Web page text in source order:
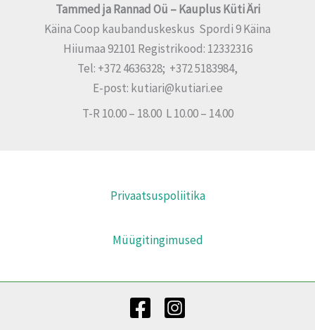
Tammed ja Rannad Oü – Kauplus Küti Äri
Käina Coop kaubanduskeskus Spordi 9 Käina
Hiiumaa 92101 Registrikood: 12332316
Tel: +372 4636328; +372 5183984,
E-post: kutiari@kutiari.ee
T-R 10.00 – 18.00 L 10.00 – 14.00
Privaatsuspoliitika
Müügitingimused